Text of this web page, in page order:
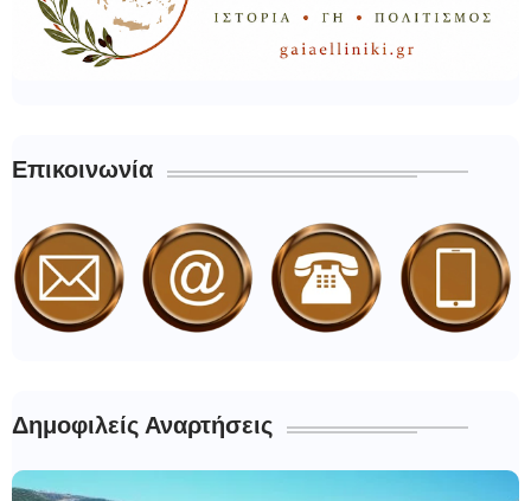
Επικοινωνία
Δημοφιλείς Αναρτήσεις